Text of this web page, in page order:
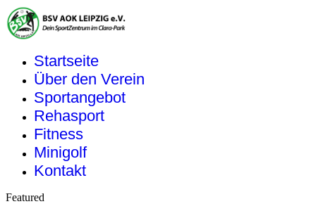
Startseite
Über den Verein
Sportangebot
Rehasport
Fitness
Minigolf
Kontakt
Featured